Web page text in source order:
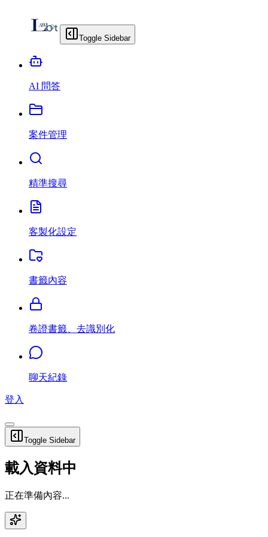
Toggle Sidebar
AI 問答
案件管理
精準搜尋
客製化設定
書籤內容
卷證書籤、去識別化
聊天紀錄
登入
Toggle Sidebar
載入資料中
正在準備內容...